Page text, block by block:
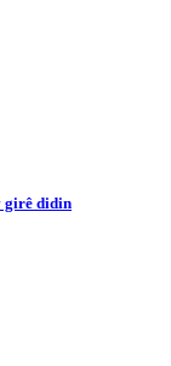
girê didin